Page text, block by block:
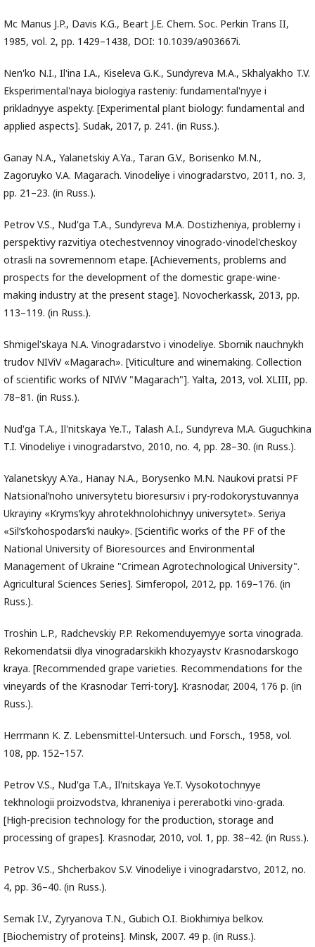
Mc Manus J.P., Davis K.G., Beart J.E. Chem. Soc. Perkin Trans II,
1985, vol. 2, pp. 1429–1438, DOI: 10.1039/a903667i.
Nen'ko N.I., Il'ina I.A., Kiseleva G.K., Sundyreva M.A., Skhalyakho T.V.
Eksperimental'naya biologiya rasteniy: fundamental'nyye i
prikladnyye aspekty. [Experimental plant biology: fundamental and
applied aspects]. Sudak, 2017, p. 241. (in Russ.).
Ganay N.A., Yalanetskiy A.Ya., Taran G.V., Borisenko M.N.,
Zagoruyko V.A. Magarach. Vinodeliye i vinogradarstvo, 2011, no. 3,
pp. 21–23. (in Russ.).
Petrov V.S., Nud'ga T.A., Sundyreva M.A. Dostizheniya, problemy i
perspektivy razvitiya otechestvennoy vinogrado-vinodel'cheskoy
otrasli na sovremennom etape. [Achievements, problems and
prospects for the development of the domestic grape-wine-
making industry at the present stage]. Novocherkassk, 2013, pp.
113–119. (in Russ.).
Shmigel'skaya N.A. Vinogradarstvo i vinodeliye. Sbornik nauchnykh
trudov NIViV «Magarach». [Viticulture and winemaking. Collection
of scientific works of NIViV "Magarach"]. Yalta, 2013, vol. XLIII, pp.
78–81. (in Russ.).
Nud'ga T.A., Il'nitskaya Ye.T., Talash A.I., Sundyreva M.A. Guguchkina
T.I. Vinodeliye i vinogradarstvo, 2010, no. 4, pp. 28–30. (in Russ.).
Yalanetskyy A.Ya., Hanay N.A., Borysenko M.N. Naukovi pratsi PF
Natsionalʹnoho universytetu bioresursiv i pry-rodokorystuvannya
Ukrayiny «Krymsʹkyy ahrotekhnolohichnyy universytet». Seriya
«Silʹsʹkohospodarsʹki nauky». [Scientific works of the PF of the
National University of Bioresources and Environmental
Management of Ukraine "Crimean Agrotechnological University".
Agricultural Sciences Series]. Simferopol, 2012, pp. 169–176. (in
Russ.).
Troshin L.P., Radchevskiy P.P. Rekomenduyemyye sorta vinograda.
Rekomendatsii dlya vinogradarskikh khozyaystv Krasnodarskogo
kraya. [Recommended grape varieties. Recommendations for the
vineyards of the Krasnodar Terri-tory]. Krasnodar, 2004, 176 p. (in
Russ.).
Herrmann K. Z. Lebensmittel-Untersuch. und Forsch., 1958, vol.
108, pp. 152–157.
Petrov V.S., Nud'ga T.A., Il'nitskaya Ye.T. Vysokotochnyye
tekhnologii proizvodstva, khraneniya i pererabotki vino-grada.
[High-precision technology for the production, storage and
processing of grapes]. Krasnodar, 2010, vol. 1, pp. 38–42. (in Russ.).
Petrov V.S., Shcherbakov S.V. Vinodeliye i vinogradarstvo, 2012, no.
4, pp. 36–40. (in Russ.).
Semak I.V., Zyryanova T.N., Gubich O.I. Biokhimiya belkov.
[Biochemistry of proteins]. Minsk, 2007. 49 p. (in Russ.).